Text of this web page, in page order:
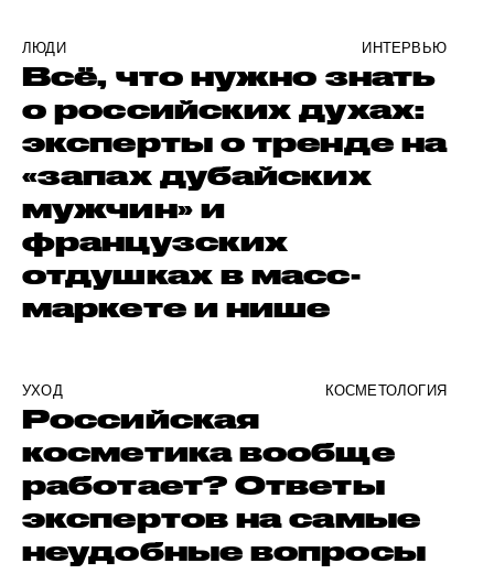
ЛЮДИ ИНТЕРВЬЮ
Всё, что нужно знать
о российских духах:
эксперты о тренде на
«запах дубайских
мужчин» и
французских
отдушках в масс-
маркете и нише
УХОД КОСМЕТОЛОГИЯ
Российская
косметика вообще
работает? Ответы
экспертов на самые
неудобные вопросы